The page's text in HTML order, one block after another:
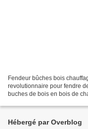
Fendeur bûches bois
revolutionnaire pour fendre
buches de bois en bois de
Hébergé par Overblog